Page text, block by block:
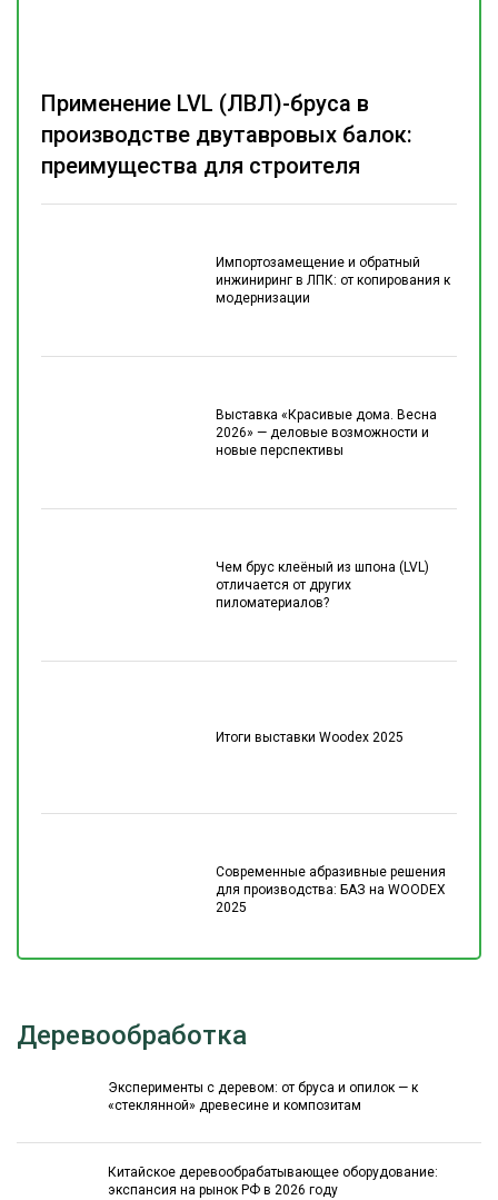
Импортозамещение и обратный
инжиниринг в ЛПК: от копирования к
модернизации
Выставка «Красивые дома. Весна
2026» — деловые возможности и
новые перспективы
Чем брус клеёный из шпона (LVL)
отличается от других
пиломатериалов?
Итоги выставки Woodex 2025
Современные абразивные решения
для производства: БАЗ на WOODEX
2025
Применение LVL (ЛВЛ)-бруса в
производстве двутавровых балок:
преимущества для строителя
Деревообработка
Эксперименты с деревом: от бруса и опилок — к
«стеклянной» древесине и композитам
Китайское деревообрабатывающее оборудование:
экспансия на рынок РФ в 2026 году